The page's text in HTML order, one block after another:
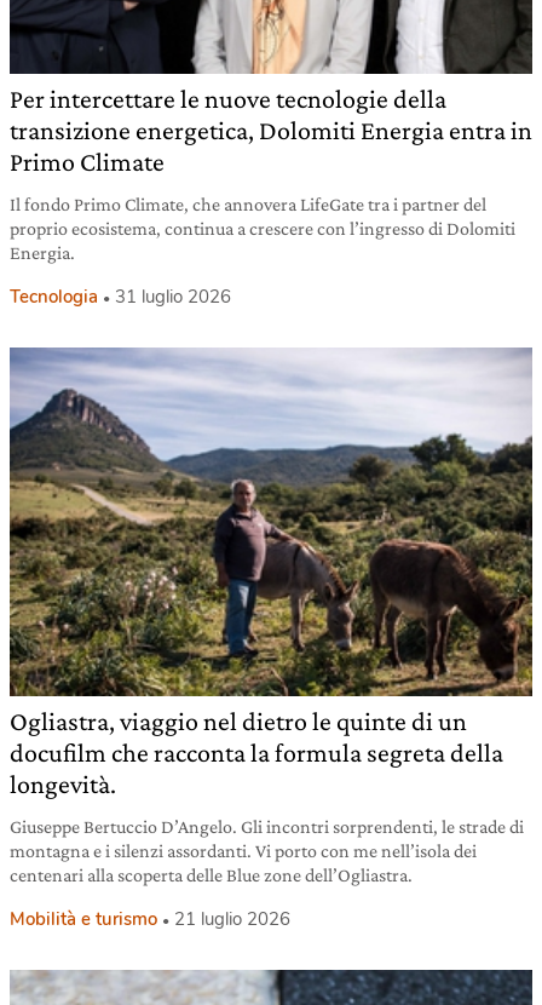
Per intercettare le nuove tecnologie della
transizione energetica, Dolomiti Energia entra in
Primo Climate
Il fondo Primo Climate, che annovera LifeGate tra i partner del
proprio ecosistema, continua a crescere con l’ingresso di Dolomiti
Energia.
Tecnologia 31 luglio 2026
Ogliastra, viaggio nel dietro le quinte di un
docufilm che racconta la formula segreta della
longevità.
Giuseppe Bertuccio D’Angelo. Gli incontri sorprendenti, le strade di
montagna e i silenzi assordanti. Vi porto con me nell’isola dei
centenari alla scoperta delle Blue zone dell’Ogliastra.
Mobilità e turismo 21 luglio 2026